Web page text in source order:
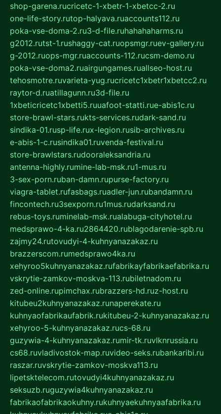
shop-garena.rucricetc-1-xbetr-1-xbetcc-2.ru
one-life-story.rutop-halyava.ruaccounts112.ru
poka-vse-doma-2.ru3-d-file.ruhahahaharms.ru
g2012.rutst-1.rushaggy-cat.ruopsmgr.ruev-gallery.ru
g-2012.ruops-mgr.ruaccounts-112.rucsm-demo.ru
poka-vse-doma2.ruairgungames.ruallseo-host.ru
tehosmotre.ruvarieta-yug.rucricetc1xbetr1xbetcc2.ru
raytor-d.ruatillagunn.ru3d-file.ru
1xbeticricetc1xbetti5.ruuafoot-statti.rue-abis1c.ru
store-brawl-stars.rukts-services.rudark-sand.ru
sindika-01.rusp-life.rux-legion.rusib-archives.ru
e-abis-1-c.rusindika01.ruvenda-festival.ru
store-brawlstars.rudooraleksandria.ru
antenna-highly.rumine-lab-msk.ru1-mus.ru
3-sex-porn.ruban-damn.rupurse-factory.ru
viagra-tablet.rufasbags.ruadler-jun.rubandamn.ru
fincontech.ru3sexporn.ru1mus.rudarksand.ru
rebus-toys.ruminelab-msk.rualabuga-cityhotel.ru
medsprawo-4-ka.ru2864420.rublagodarenie-spb.ru
zajmy24.rutovudyi-4-kuhnyanazakaz.ru
brazzerscom.rumedsprawo4ka.ru
xehyroo5kuhnyanazakaz.rufabrikayfabrikaefabrika.ru
vskrytie-zamkov-moskva-113.rubiletnadom.ru
zed-online.rupimchax.rubrazzers-hd.ruz-host.ru
kitubeu2kuhnyanazakaz.runaperekate.ru
kuhnyaofabrikaufabrik.rukitubeu-2-kuhnyanazakaz.ru
xehyroo-5-kuhnyanazakaz.rucs-68.ru
guzywia-4-kuhnyanazakaz.rumir-tk.ruvlknrussia.ru
cs68.ruvladivostok-map.ruvideo-seks.rubankaribi.ru
raszar.ruvskrytie-zamkov-moskva113.ru
lipetsktelecom.rutovudyi4kuhnyanazakaz.ru
seksuzb.ruguzywia4kuhnyanazakaz.ru
fabrikaofabrikaokuhny.rukuhnyaekuhnyaafabrika.ru